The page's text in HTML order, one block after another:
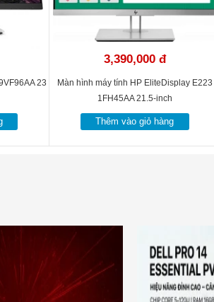
23
3,390,000 đ
Màn hình máy tính HP EliteDisplay E223
1FH45AA 21.5-inch
Thêm vào giỏ hàng